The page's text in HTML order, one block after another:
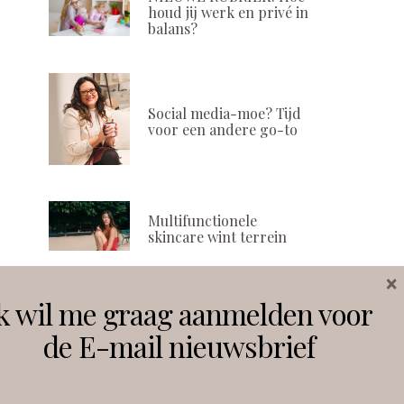
houd jij werk en privé in
balans?
Social media-moe? Tijd
voor een andere go-to
Multifunctionele
skincare wint terrein
Volg ons
wil me graag aanmelden voor
de E-mail nieuwsbrief
×